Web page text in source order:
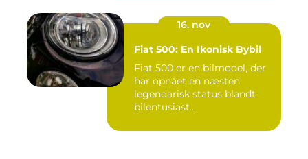
16. nov
Fiat 500: En Ikonisk Bybil
Fiat 500 er en bilmodel, der
har opnået en næsten
legendarisk status blandt
bilentusiast...